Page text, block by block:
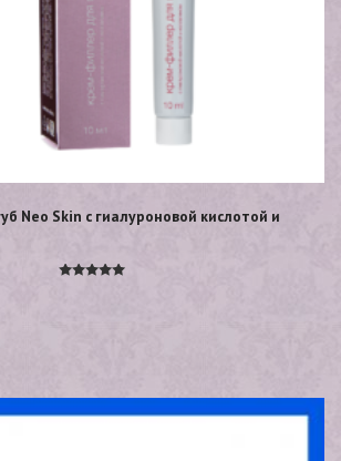
Neo Skin с гиалуроновой кислотой и